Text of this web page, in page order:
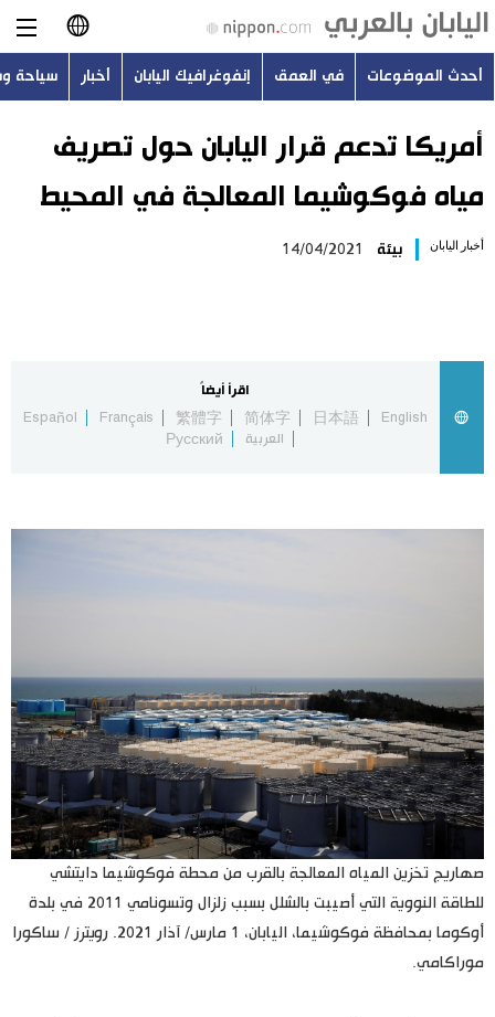
日本語
English
简体字
Русский
أحدث الموضوعات
اليابان في فيديو
الأقسام
صور
تجارب وآراء
سياسة
الأكثر تفاعلا
اللغة اليابانية
موسوعة اليابان
هو وهي
تواصل معنا
أحدث الموضوعات في العمق إنفوغرافيك اليابان أخبار سياحة
أمريكا تدعم قرار اليابان حول تصريف
مياه فوكوشيما المعالجة في المحيط
أخبار اليابان بيئة 14/04/2021
اقرأ أيضاً
English
日本語
简体字
繁體字
Français
Español
العربية
Русский
صهاريج تخزين المياه المعالجة بالقرب من محطة فوكوشيما دايتشي
للطاقة النووية التي أصيبت بالشلل بسبب زلزال وتسونامي 2011 في بلدة
أوكوما بمحافظة فوكوشيما، اليابان، 1 مارس/ آذار 2021. رويترز / ساكورا
موراكامي.